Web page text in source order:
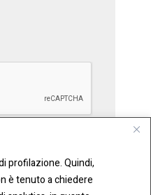
profilazione. Quindi,
è tenuto a chiedere